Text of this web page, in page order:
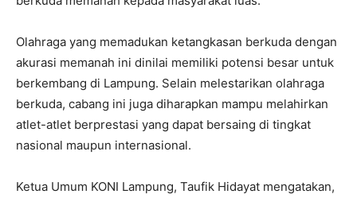
Olahraga yang memadukan ketangkasan berkuda dengan
akurasi memanah ini dinilai memiliki potensi besar untuk
berkembang di Lampung. Selain melestarikan olahraga
berkuda, cabang ini juga diharapkan mampu melahirkan
atlet-atlet berprestasi yang dapat bersaing di tingkat
nasional maupun internasional.
Ketua Umum KONI Lampung, Taufik Hidayat mengatakan,